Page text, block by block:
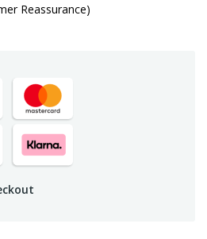
Reassurance)